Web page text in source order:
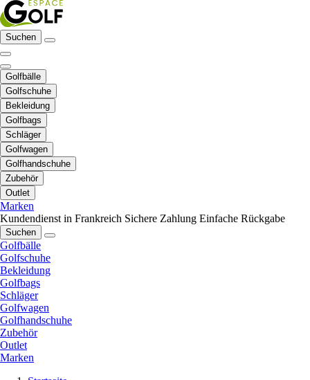
Suchen
Golfbälle
Golfschuhe
Bekleidung
Golfbags
Schläger
Golfwagen
Golfhandschuhe
Zubehör
Outlet
Marken
Kundendienst in Frankreich Sichere Zahlung Einfache Rückgabe
Suchen
Golfbälle
Golfschuhe
Bekleidung
Golfbags
Schläger
Golfwagen
Golfhandschuhe
Zubehör
Outlet
Marken